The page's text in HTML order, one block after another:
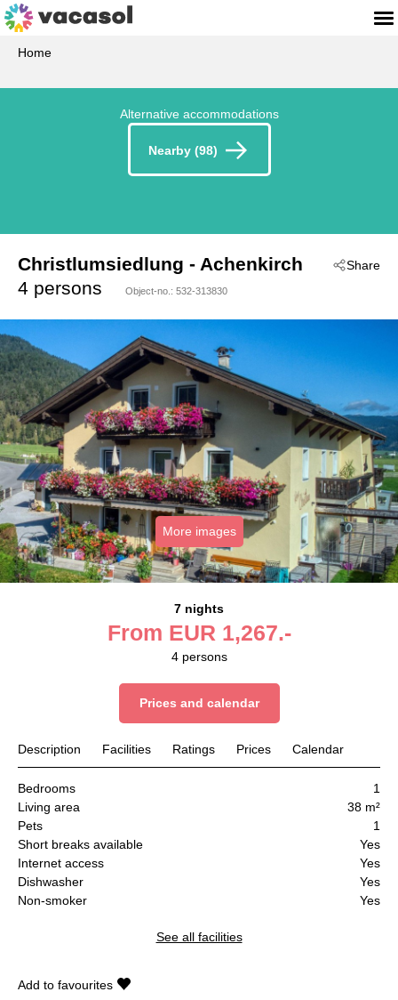
Home
Alternative accommodations
Nearby (98)
Share
Christlumsiedlung
- 6215
- Achenkirch
4 persons
Object-no.: 532-313830
More images
7 nights
From EUR 1,267.-
4 persons
Prices and calendar
Description Facilities Ratings Prices Calendar
Bedrooms
1
Living area
38 m²
Pets
1
Short breaks available
Yes
Internet access
Yes
Dishwasher
Yes
Non-smoker
Yes
See all facilities
Add to favourites